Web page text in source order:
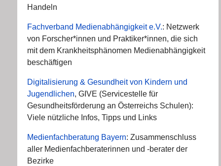
Handeln
Fachverband Medienabhängigkeit e.V.: Netzwerk
von Forscher*innen und Praktiker*innen, die sich
mit dem Krankheitsphänomen Medienabhängigkeit
beschäftigen
Digitalisierung & Gesundheit von Kindern und
Jugendlichen, GIVE (Servicestelle für
Gesundheitsförderung an Österreichs Schulen):
Viele nützliche Infos, Tipps und Links
Medienfachberatung Bayern: Zusammenschluss
aller Medienfachberaterinnen und -berater der
Bezirke